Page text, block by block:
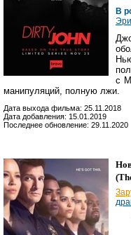
В
с
манипуляций, полную лжи.
Дата выхода фильма: 25.11.2018
Дата добавления: 15.01.2019
Последнее обновление: 29.11.2020
(